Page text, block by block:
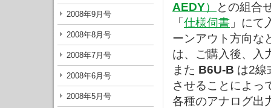
2008年9月号
2008年8月号
2008年7月号
2008年6月号
2008年5月号
AEDY）
との組合
「 仕様伺書 」にて
ーンアウト方向な
は、ご購入後、入
また B6U-B は2線
させることによっ
各種のアナログ出